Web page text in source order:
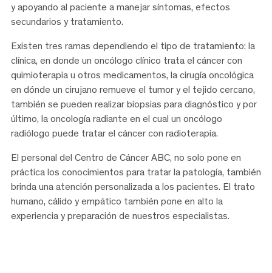
y apoyando al paciente a manejar síntomas, efectos
secundarios y tratamiento.
Existen tres ramas dependiendo el tipo de tratamiento: la
clínica, en donde un oncólogo clínico trata el cáncer con
quimioterapia u otros medicamentos, la cirugía oncológica
en dónde un cirujano remueve el tumor y el tejido cercano,
también se pueden realizar biopsias para diagnóstico y por
último, la oncología radiante en el cual un oncólogo
radiólogo puede tratar el cáncer con radioterapia.
El personal del Centro de Cáncer ABC, no solo pone en
práctica los conocimientos para tratar la patología, también
brinda una atención personalizada a los pacientes. El trato
humano, cálido y empático también pone en alto la
experiencia y preparación de nuestros especialistas.